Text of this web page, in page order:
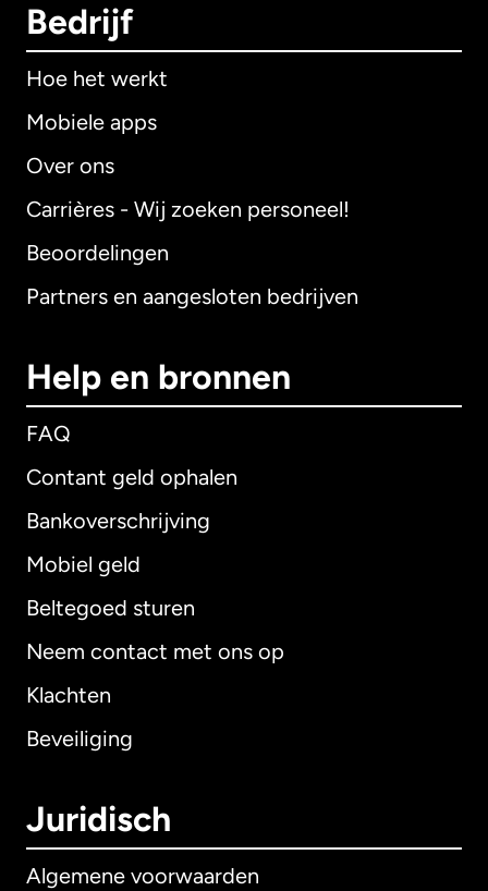
Bedrijf
Hoe het werkt
Mobiele apps
Over ons
Carrières - Wij zoeken personeel!
Beoordelingen
Partners en aangesloten bedrijven
Help en bronnen
FAQ
Contant geld ophalen
Bankoverschrijving
Mobiel geld
Beltegoed sturen
Neem contact met ons op
Klachten
Beveiliging
Juridisch
Algemene voorwaarden